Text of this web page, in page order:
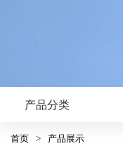
产品分类
首页 > 产品展示